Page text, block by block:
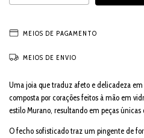
MEIOS DE PAGAMENTO
MEIOS DE ENVIO
Uma joia que traduz afeto e delicadeza
composta por corações feitos à mão em
estilo Murano, resultando em peças
O fecho sofisticado traz um pingente de